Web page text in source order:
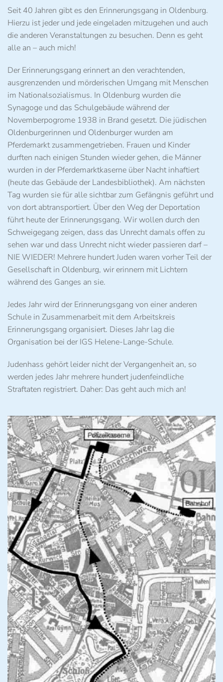
Seit 40 Jahren gibt es den Erinnerungsgang in Oldenburg.
Hierzu ist jeder und jede eingeladen mitzugehen und auch
die anderen Veranstaltungen zu besuchen. Denn es geht
alle an – auch mich!
Der Erinnerungsgang erinnert an den verachtenden,
ausgrenzenden und mörderischen Umgang mit Menschen
im Nationalsozialismus. In Oldenburg wurden die
Synagoge und das Schulgebäude während der
Novemberpogrome 1938 in Brand gesetzt. Die jüdischen
Oldenburgerinnen und Oldenburger wurden am
Pferdemarkt zusammengetrieben. Frauen und Kinder
durften nach einigen Stunden wieder gehen, die Männer
wurden in der Pferdemarktkaserne über Nacht inhaftiert
(heute das Gebäude der Landesbibliothek). Am nächsten
Tag wurden sie für alle sichtbar zum Gefängnis geführt und
von dort abtransportiert. Über den Weg der Deportation
führt heute der Erinnerungsgang. Wir wollen durch den
Schweigegang zeigen, dass das Unrecht damals offen zu
sehen war und dass Unrecht nicht wieder passieren darf –
NIE WIEDER! Mehrere hundert Juden waren vorher Teil der
Gesellschaft in Oldenburg, wir erinnern mit Lichtern
während des Ganges an sie.
Jedes Jahr wird der Erinnerungsgang von einer anderen
Schule in Zusammenarbeit mit dem Arbeitskreis
Erinnerungsgang organisiert. Dieses Jahr lag die
Organisation bei der IGS Helene-Lange-Schule.
Judenhass gehört leider nicht der Vergangenheit an, so
werden jedes Jahr mehrere hundert judenfeindliche
Straftaten registriert. Daher: Das geht auch mich an!